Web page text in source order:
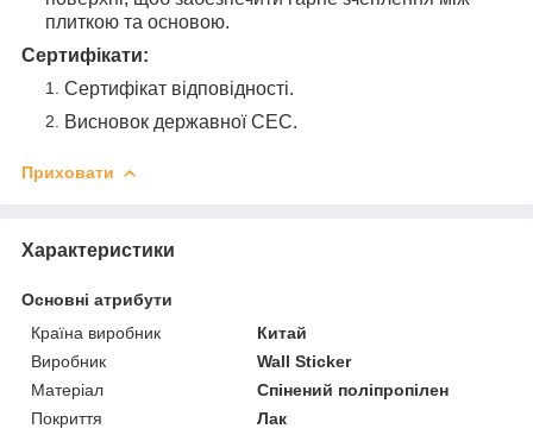
плиткою та основою.
Сертифікати:
Сертифікат відповідності.
Висновок державної СЕС.
Приховати
Характеристики
Основні атрибути
Країна виробник
Китай
Виробник
Wall Sticker
Матеріал
Спінений поліпропілен
Покриття
Лак